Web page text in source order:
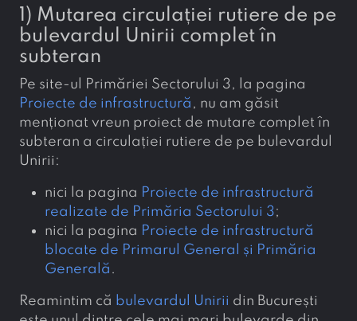
1) Mutarea circulației rutiere de pe
bulevardul Unirii complet în
subteran
Pe site-ul Primăriei Sectorului 3, la pagina
Proiecte de infrastructură , nu am găsit
menționat vreun proiect de mutare complet în
subteran a circulației rutiere de pe bulevardul
Unirii:
nici la pagina Proiecte de infrastructură
realizate de Primăria Sectorului 3;
nici la pagina Proiecte de infrastructură
blocate de Primarul General și Primăria
Generală .
Reamintim că bulevardul Unirii din București